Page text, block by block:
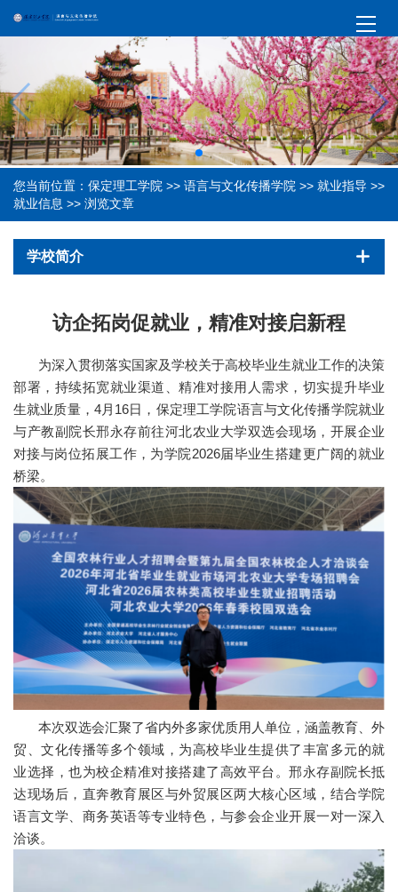
您当前位置： 保定理工学院 >> 语言与文化传播学院 >> 就业指导 >>
就业信息 >> 浏览文章
学校简介
访企拓岗促就业，精准对接启新程
为深入贯彻落实国家及学校关于高校毕业生就业工作的决策
部署，持续拓宽就业渠道、精准对接用人需求，切实提升毕业
生就业质量，4月16日，保定理工学院语言与文化传播学院就业
与产教副院长邢永存前往河北农业大学双选会现场，开展企业
对接与岗位拓展工作，为学院2026届毕业生搭建更广阔的就业
桥梁。
本次双选会汇聚了省内外多家优质用人单位，涵盖教育、外
贸、文化传播等多个领域，为高校毕业生提供了丰富多元的就
业选择，也为校企精准对接搭建了高效平台。邢永存副院长抵
达现场后，直奔教育展区与外贸展区两大核心区域，结合学院
语言文学、商务英语等专业特色，与参会企业开展一对一深入
洽谈。